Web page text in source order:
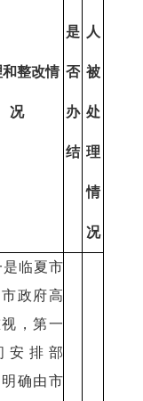
整改情
况
是
否
办
结
人
被
处
理
情
况
临夏市
政府高
，第一
安排部
确由市